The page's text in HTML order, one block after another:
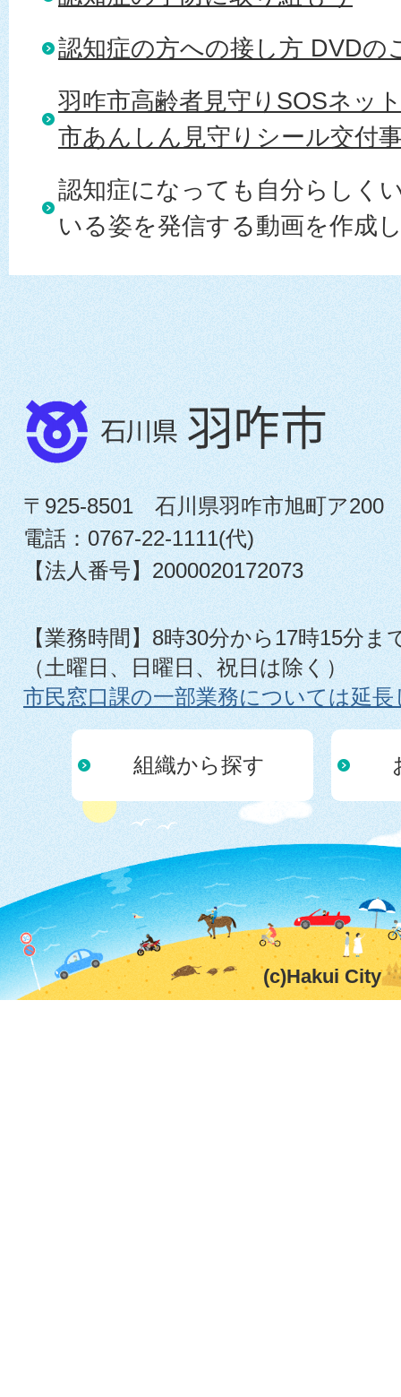
認知症の方への接し方 DVDの
羽咋市高齢者見守りSOSネッ
市あんしん見守りシール交付
認知症になっても自分らしく
いる姿を発信する動画を作成
〒925-8501 石川県羽咋市旭町ア200
電話：0767-22-1111(代)
【法人番号】2000020172073
【業務時間】8時30分から17時15分ま
（土曜日、日曜日、祝日は除く）
市民窓口課の一部業務については延
組織から探す
(c)Hakui City